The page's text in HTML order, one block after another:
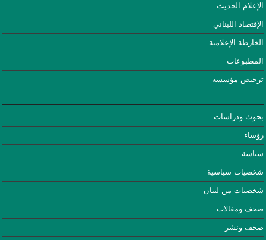
الإعلام الحديث
الإقتصاد اللبناني
الخارطة الإعلامية
المطبوعات
ترخيص مؤسسة
بحوث ودراسات
رؤساء
سياسة
شخصيات سياسية
شخصيات من لبنان
صحف ومقالات
صحف ونشر